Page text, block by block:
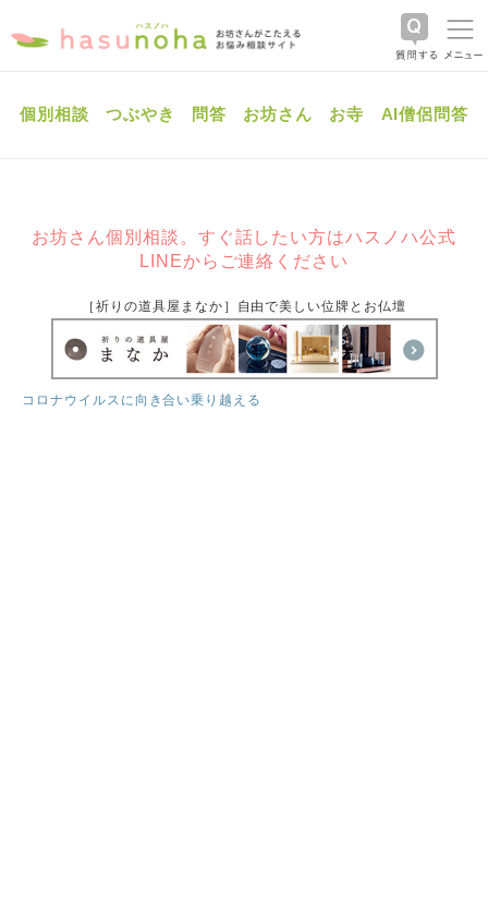
個別相談 つぶやき 問答 お坊さん お寺 AI僧侶問答
お坊さん個別相談。すぐ話したい方はハスノハ公式
LINEからご連絡ください
［祈りの道具屋まなか］自由で美しい位牌とお仏壇
コロナウイルスに向き合い乗り越える